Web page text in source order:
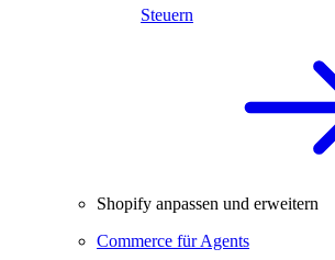
Steuern
Shopify anpassen und erweitern
Commerce für Agents